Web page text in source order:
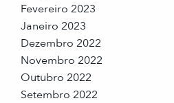
Fevereiro 2023
Janeiro 2023
Dezembro 2022
Novembro 2022
Outubro 2022
Setembro 2022